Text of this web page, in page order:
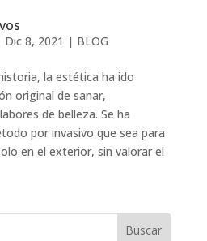
Dic 8, 2021 | BLOG
la estética ha ido
original de sanar,
de belleza. Se ha
por invasivo que sea para
en el exterior, sin valorar el